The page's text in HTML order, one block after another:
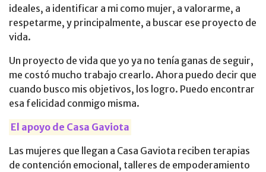
ideales, a identificar a mi como mujer, a valorarme, a
respetarme, y principalmente, a buscar ese proyecto de
vida.
Un proyecto de vida que yo ya no tenía ganas de seguir,
me costó mucho trabajo crearlo. Ahora puedo decir que
cuando busco mis objetivos, los logro. Puedo encontrar
esa felicidad conmigo misma.
El apoyo de Casa Gaviota
Las mujeres que llegan a Casa Gaviota reciben terapias
de contención emocional, talleres de empoderamiento